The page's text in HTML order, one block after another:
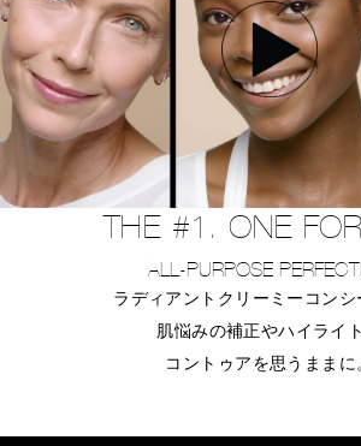
THE #1. ONE
ALL-PURPOSE
ラディアントクリーミーコンシ
肌悩みの補正やハイライト
コントゥアを思うままに